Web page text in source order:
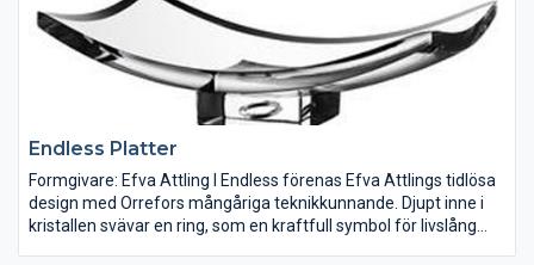
Endless Platter
Formgivare: Efva Attling I Endless förenas Efva Attlings tidlösa
design med Orrefors mångåriga teknikkunnande. Djupt inne i
kristallen svävar en ring, som en kraftfull symbol för livslång